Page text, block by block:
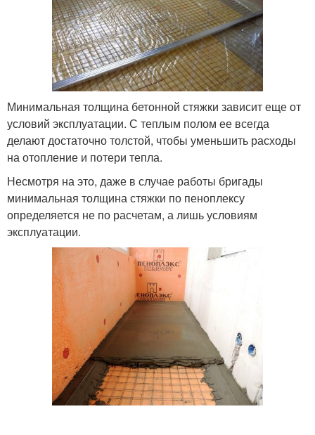
Минимальная толщина бетонной стяжки зависит еще от
условий эксплуатации. С теплым полом ее всегда
делают достаточно толстой, чтобы уменьшить расходы
на отопление и потери тепла.
Несмотря на это, даже в случае работы бригады
минимальная толщина стяжки по пеноплексу
определяется не по расчетам, а лишь условиям
эксплуатации.